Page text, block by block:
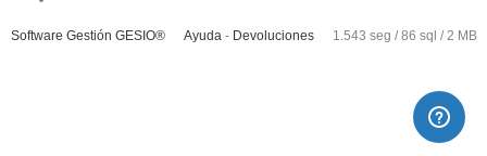
Software Gestión GESIO® Ayuda - Devoluciones 1.543 seg /86 sql / 2 MB